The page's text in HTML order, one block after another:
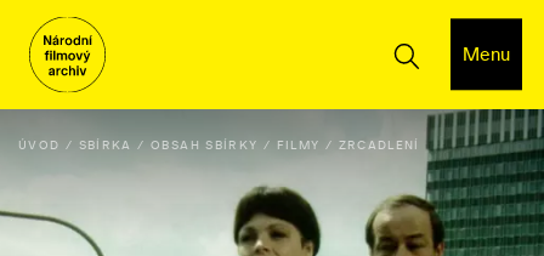
Menu
ÚVOD SBÍRKA OBSAH SBÍRKY FILMY ZRCADLENÍ